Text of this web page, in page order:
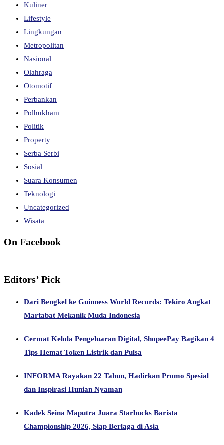
Kuliner
Lifestyle
Lingkungan
Metropolitan
Nasional
Olahraga
Otomotif
Perbankan
Polhukham
Politik
Property
Serba Serbi
Sosial
Suara Konsumen
Teknologi
Uncategorized
Wisata
On Facebook
Editors’ Pick
Dari Bengkel ke Guinness World Records: Tekiro Angkat
Martabat Mekanik Muda Indonesia
Cermat Kelola Pengeluaran Digital, ShopeePay Bagikan 4
Tips Hemat Token Listrik dan Pulsa
INFORMA Rayakan 22 Tahun, Hadirkan Promo Spesial
dan Inspirasi Hunian Nyaman
Kadek Seina Maputra Juara Starbucks Barista
Championship 2026, Siap Berlaga di Asia